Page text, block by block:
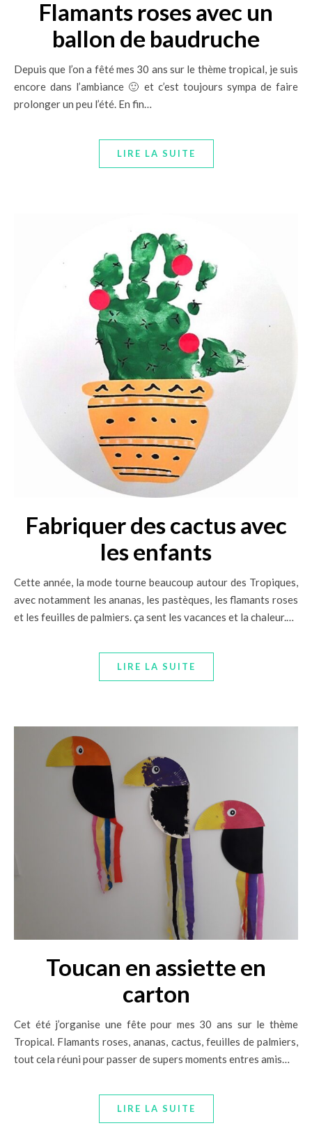
Flamants roses avec un
ballon de baudruche
Depuis que l’on a fêté mes 30 ans sur le thème tropical, je suis
encore dans l’ambiance 🙂 et c’est toujours sympa de faire
prolonger un peu l’été. En fin…
LIRE LA SUITE
Fabriquer des cactus avec
les enfants
Cette année, la mode tourne beaucoup autour des Tropiques,
avec notamment les ananas, les pastèques, les flamants roses
et les feuilles de palmiers. ça sent les vacances et la chaleur.…
LIRE LA SUITE
Toucan en assiette en
carton
Cet été j’organise une fête pour mes 30 ans sur le thème
Tropical. Flamants roses, ananas, cactus, feuilles de palmiers,
tout cela réuni pour passer de supers moments entres amis…
LIRE LA SUITE